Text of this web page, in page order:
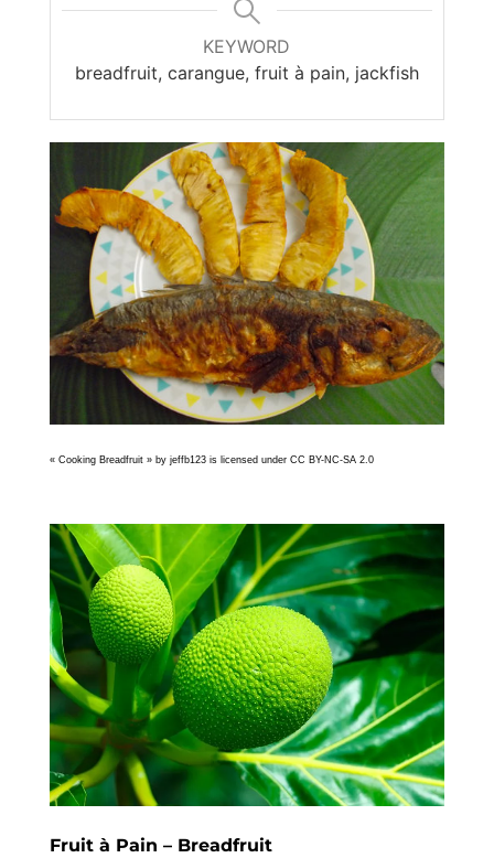
KEYWORD
breadfruit, carangue, fruit à pain, jackfish
« Cooking Breadfruit » by jeffb123 is licensed under CC BY-NC-SA 2.0
Fruit à Pain – Breadfruit